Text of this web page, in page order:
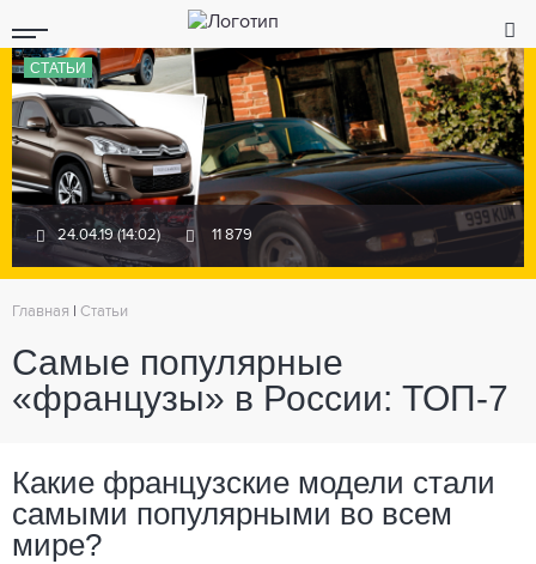
СТАТЬИ
24.04.19 (14:02) 11 879
Главная Статьи
Самые популярные
«французы» в России: ТОП-7
Какие французские модели стали
самыми популярными во всем
мире?